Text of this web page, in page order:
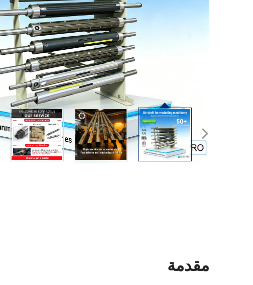
مقدمة